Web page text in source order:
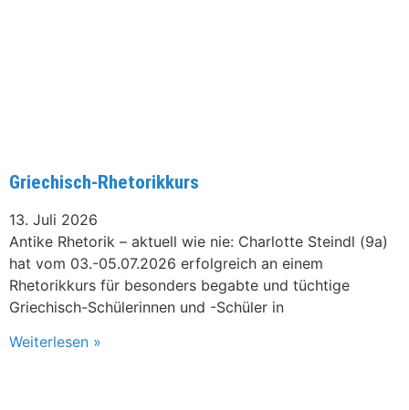
Griechisch-Rhetorikkurs
13. Juli 2026
Antike Rhetorik – aktuell wie nie: Charlotte Steindl (9a)
hat vom 03.-05.07.2026 erfolgreich an einem
Rhetorikkurs für besonders begabte und tüchtige
Griechisch-Schülerinnen und -Schüler in
Weiterlesen »